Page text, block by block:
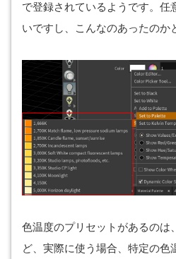
で登録されているようです。任
いですし、こんなのあったのか
色温度のプリセットがあるのは
ど、実際に使う場合、特定の色